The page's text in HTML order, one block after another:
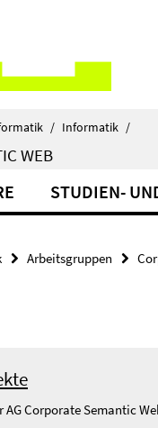
/ Informatik /
WEB
STUDIEN-
Arbeitsgruppen
Corporate Semantic